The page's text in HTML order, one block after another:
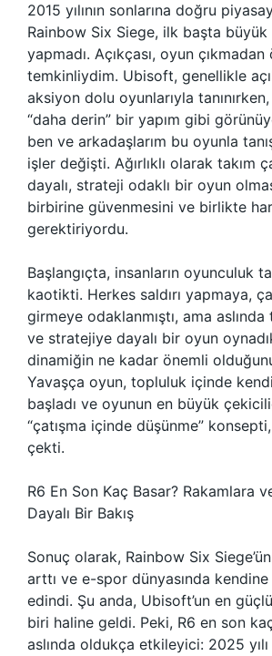
2015 yılının sonlarına doğru
Rainbow Six Siege, ilk başta
yapmadı. Açıkçası, oyun
temkinliydim. Ubisoft, genellikle
aksiyon dolu oyunlarıyla
“daha derin” bir yapım gibi
ben ve arkadaşlarım bu oyunla
işler değişti. Ağırlıklı olarak takım
dayalı, strateji odaklı bir oyun
birbirine güvenmesini ve birlikte
gerektiriyordu.
Başlangıçta, insanların oyunculuk
kaotikti. Herkes saldırı yapmaya,
girmeye odaklanmıştı, ama aslında
ve stratejiye dayalı bir oyun
dinamiğin ne kadar önemli
Yavaşça oyun, topluluk içinde
başladı ve oyunun en büyük
“çatışma içinde düşünme”
çekti.
R6 En Son Kaç Basar? Rakamlara
Dayalı Bir Bakış
Sonuç olarak, Rainbow Six
arttı ve e-spor dünyasında
edindi. Şu anda, Ubisoft’un en
biri haline geldi. Peki, R6 en son
aslında oldukça etkileyici: 2025